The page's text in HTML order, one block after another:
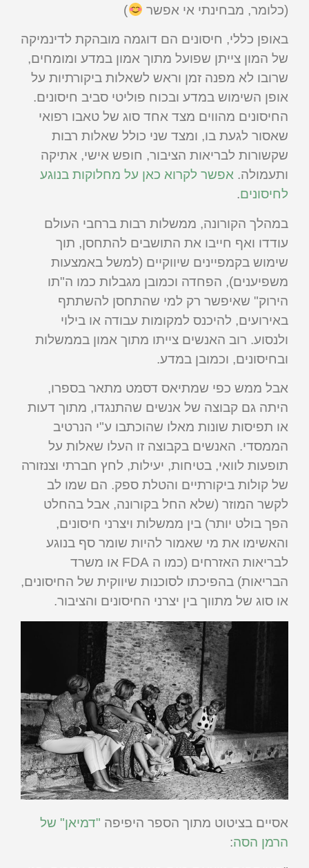
(כלומר, מבחינתי אי אפשר )
באופן כללי, חיסונים הם דוגמה מובהקת לדינמיקה
של המון צייתן שפועל מתוך אמון במדע ומומחים,
שרובו לא מפנה זמן וראש לשאלות ביקורתיות על
אופן השימוש במדע ובכוח פוליטי סביב חיסונים.
החיסונים מהווים מצד אחד סוג של טאבו רפואי
שאסור לגעת בו, ומצד שני כולל שאלות רבות
שקשורות לבריאות הציבור, חופש אישי, אתיקה
ותעמולה. אפשר לקרוא כאן על מחלוקות בנוגע
לחיסונים.
במהלך הקורונה, ממשלות רבות ברחבי העולם
עודדו ואף חייבו את התושבים להתחסן, תוך
שימוש בקמפיינים שיווקיים (למשל באמצעות
משפיענים), הפחדה וכמובן מגבלות כמו ה"תו
הירוק" שאיפשר רק למי שהתחסן להשתתף
באירועים, להיכנס למקומות עבודה או בילוי
ולנסוע. רוב האנשים צייתו מתוך אמון בממשלות
ובחיסונים, וכמובן במדע.
אבל ממש כפי שמתיאס דסמט מתאר בספרו,
היתה גם קבוצה של אנשים שהתנגדו, מתוך דעות
או תפיסות שונות מאלו שהוכתבו ע"י הנרטיב
הממסדי. האנשים בקבוצה זו העלו שאלות על
תופעות לוואי, בטיחות, יעילות, לחץ חברתי וצנזורה
של קולות ביקורתיים והטלת ספק. הם שמו לב
לקשר המוזר (שלא החל בקורונה, אבל בהחלט
הפך בולט יותר) בין ממשלות ויצרני חיסונים,
והאשימו את מי שאמור להיות שומר סף בנוגע
לבריאות האזרחים (כמו ה FDA או משרד
הבריאות) בהפיכתו לסוכנות שיווקית של החיסונים,
או סוג של מתווך בין יצרני החיסונים והציבור.
אסיים בציטוט מתוך הספר היפיפה "דמיאן" של
הרמן הסה: